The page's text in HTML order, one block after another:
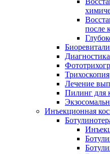
после
Трихоскопия
Лечение
Пилинг для
Инъекционная